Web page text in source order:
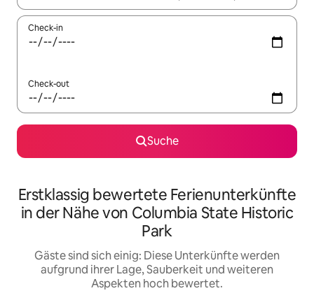
Check-in
Check-out
Suche
Erstklassig bewertete Ferienunterkünfte
in der Nähe von Columbia State Historic
Park
Gäste sind sich einig: Diese Unterkünfte werden
aufgrund ihrer Lage, Sauberkeit und weiteren
Aspekten hoch bewertet.